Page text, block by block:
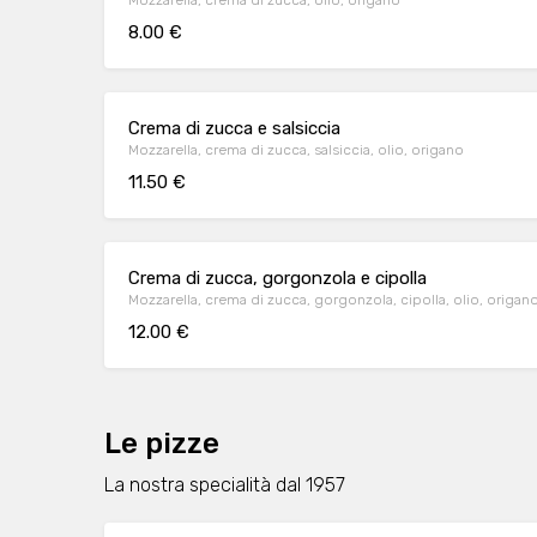
8.00 €
Crema di zucca e salsiccia
Mozzarella, crema di zucca, salsiccia, olio, origano
11.50 €
Crema di zucca, gorgonzola e cipolla
Mozzarella, crema di zucca, gorgonzola, cipolla, olio,
12.00 €
Le pizze
La nostra specialità dal 1957